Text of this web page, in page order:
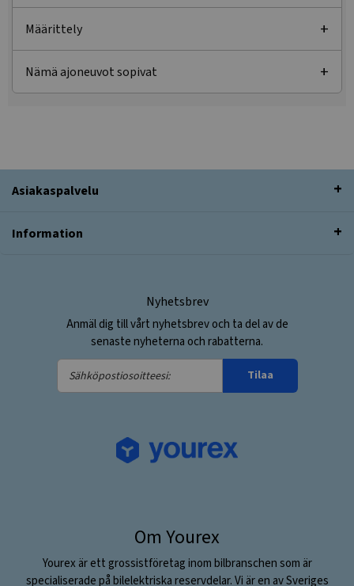
Määrittely
Nämä ajoneuvot sopivat
Asiakaspalvelu
Information
Nyhetsbrev
Anmäl dig till vårt nyhetsbrev och ta del av de
senaste nyheterna och rabatterna.
Sähköpostiosoitteesi:
Tilaa
Om Yourex
Yourex är ett grossistföretag inom bilbranschen som är
specialiserade på bilelektriska reservdelar. Vi är en av Sveriges